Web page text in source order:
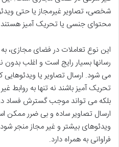
شخصی، تصاویر غیرمجاز یا حتی
محتوای جنسی یا تحریک آمیز
این نوع تعاملات در فضای مجازی،
رسانها بسیار رایج است و اغلب
می شود. ارسال تصاویر یا
تحریک آمیز باشند نه تنها به روابط
بلکه می تواند موجب گسترش فساد
ارسال تصاویر ساده و بی ضرر ممکن
ویدئوهای بیشتر و غیر مجاز منجر
فراوانی به همراه دارد.